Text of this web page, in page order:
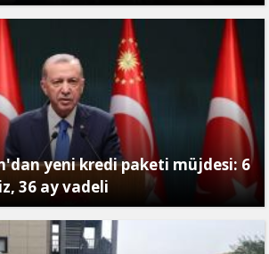
yeni kredi paketi müjdesi: 6
36 ay vadeli